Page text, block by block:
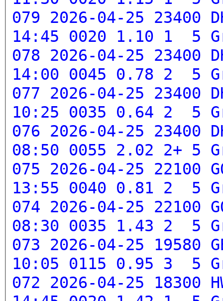
079 2026-04-25 23400
14:45 0020 1.10 1 5
078 2026-04-25 23400
14:00 0045 0.78 2 5
077 2026-04-25 23400
10:25 0035 0.64 2 5
076 2026-04-25 23400
08:50 0055 2.02 2+ 5
075 2026-04-25 22100
13:55 0040 0.81 2 5
074 2026-04-25 22100
08:30 0035 1.43 2 5
073 2026-04-25 19580
10:05 0115 0.95 3 5
072 2026-04-25 18300